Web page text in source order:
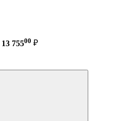
13 75500 ₽